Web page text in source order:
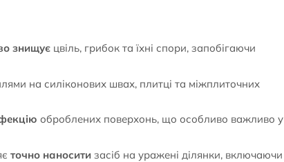
знищуєцвіль, грибок та їхні спори, запобігаючи
на силіконових швах, плитці та міжплиточних
оброблених поверхонь, що особливо важливо у
точно наноситизасіб на уражені ділянки, включаючи